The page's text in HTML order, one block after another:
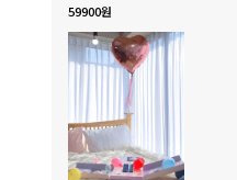
59900원